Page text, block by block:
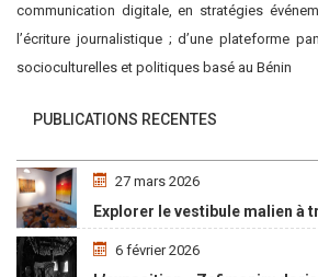
communication digitale, en stratégies
l’écriture journalistique ; d’une plateforme
socioculturelles et politiques basé au Bénin
PUBLICATIONS RECENTES
27 mars 2026
6 février 2026